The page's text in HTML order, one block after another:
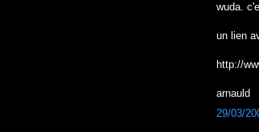
wuda.
un lien
http://
arnauld
29/03/